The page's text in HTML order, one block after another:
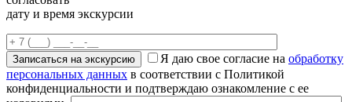
дату и время экскурсии
Я даю свое согласие на обработку
персональных данных в соответствии с Политикой
конфиденциальности и подтверждаю ознакомление с ее